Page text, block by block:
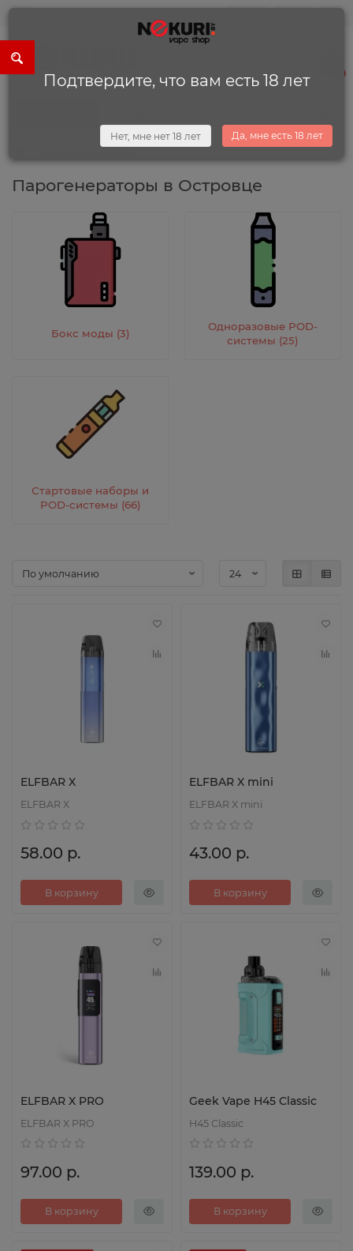
Парогенераторы в Островце
Бокс моды (3)
Одноразовые POD-
системы (25)
Стартовые наборы и
POD-системы (66)
ELFBAR X
ELFBAR X
58.00 р.
В корзину
ELFBAR X mini
ELFBAR X mini
43.00 р.
В корзину
ELFBAR X PRO
ELFBAR X PRO
97.00 р.
В корзину
Geek Vape H45 Classic
H45 Classic
139.00 р.
В корзину
Подтвердите, что вам есть 18 лет
Нет, мне нет 18 лет Да, мне есть 18 лет